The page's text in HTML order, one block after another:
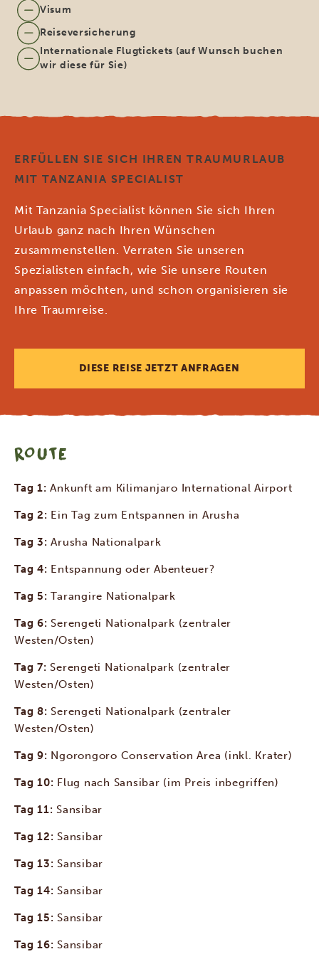
Visum
Reiseversicherung
Internationale Flugtickets (auf Wunsch buchen
wir diese für Sie)
ERFÜLLEN SIE SICH IHREN TRAUMURLAUB
MIT TANZANIA SPECIALIST
Mit Tanzania Specialist können Sie sich Ihren
Urlaub ganz nach Ihren Wünschen
zusammenstellen. Verraten Sie unseren
Spezialisten einfach, wie Sie unsere Routen
anpassen möchten, und schon organisieren sie
Ihre Traumreise.
DIESE REISE JETZT ANFRAGEN
ROUTE
Tag 1:Ankunft am Kilimanjaro International Airport
Tag 2: Ein Tag zum Entspannen in Arusha
Tag 3:Arusha Nationalpark
Tag 4: Entspannung oder Abenteuer?
Tag 5:Tarangire Nationalpark
Tag 6: Serengeti Nationalpark (zentraler
Westen/Osten)
Tag 7: Serengeti Nationalpark (zentraler
Westen/Osten)
Tag 8: Serengeti Nationalpark (zentraler
Westen/Osten)
Tag 9: Ngorongoro Conservation Area (inkl. Krater)
Tag 10: Flug nach Sansibar (im Preis inbegriffen)
Tag 11: Sansibar
Tag 12: Sansibar
Tag 13: Sansibar
Tag 14: Sansibar
Tag 15: Sansibar
Tag 16: Sansibar